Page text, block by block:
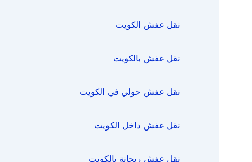
نقل عفش الكويت
نقل عفش بالكويت
نقل عفش حولي في الكويت
نقل عفش داخل الكويت
نقل عفش ريحانة بالكويت